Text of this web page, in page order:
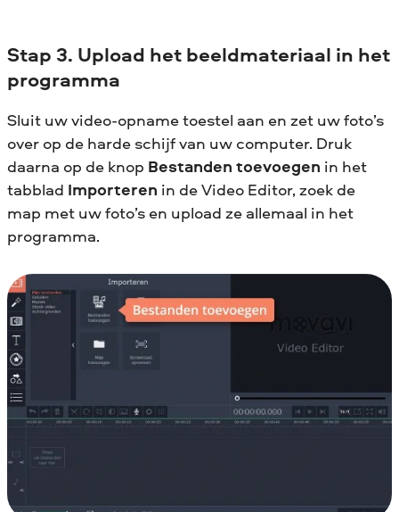
Stap 3. Upload het beeldmateriaal in het
programma
Sluit uw video-opname toestel aan en zet uw foto’s
over op de harde schijf van uw computer. Druk
daarna op de knop Bestanden toevoegen in het
tabblad Importeren in de Video Editor, zoek de
map met uw foto’s en upload ze allemaal in het
programma.